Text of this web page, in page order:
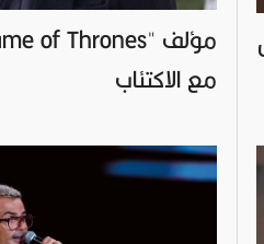
مع الاكتئاب